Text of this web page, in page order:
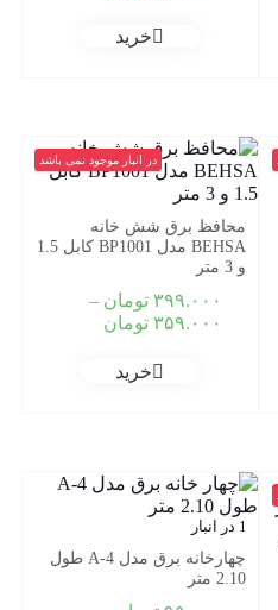
خرید
در انبار موجود نمی باشد
محافظ برق شش خانه
BEHSA مدل BP1001 کابل 1.5
و 3 متر
۳۹۹.۰۰۰ تومان –
۳۵۹.۰۰۰ تومان
خرید
1 در انبار
چهارخانه برق مدل A-4 طول
2.10 متر